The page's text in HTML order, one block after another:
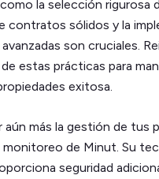
la selección rigurosa
contratos sólidos y la
son cruciales.
estas prácticas para
exitosa.
aún más la gestión de tus
monitoreo de Minut. Su
seguridad